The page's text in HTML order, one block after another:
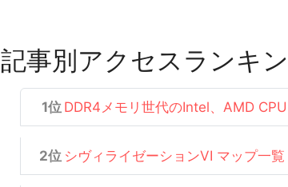
記事別アクセスランキ
DDR4メモリ世代のIntel、AMD
シヴィライゼーションVI マップ一覧